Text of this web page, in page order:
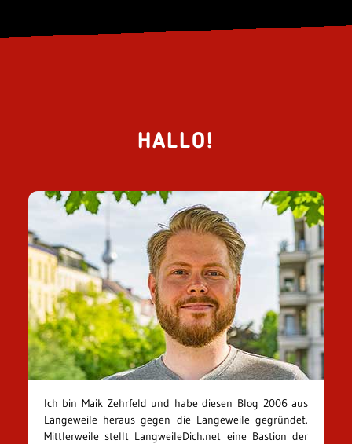
HALLO!
Ich bin Maik Zehrfeld und habe diesen Blog 2006 aus
Langeweile heraus gegen die Langeweile gegründet.
Mittlerweile stellt LangweileDich.net eine Bastion der